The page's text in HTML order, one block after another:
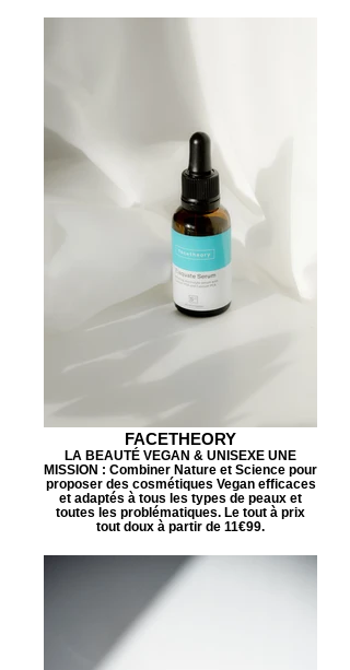
FACETHEORY
LA BEAUTÉ VEGAN & UNISEXE UNE
MISSION : Combiner Nature et Science pour
proposer des cosmétiques Vegan efficaces
et adaptés à tous les types de peaux et
toutes les problématiques. Le tout à prix
tout doux à partir de 11€99.